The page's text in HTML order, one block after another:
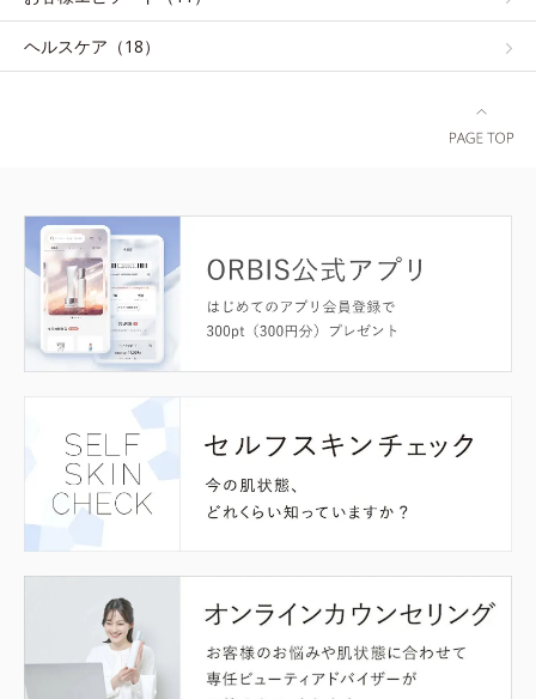
ヘルスケア（18）